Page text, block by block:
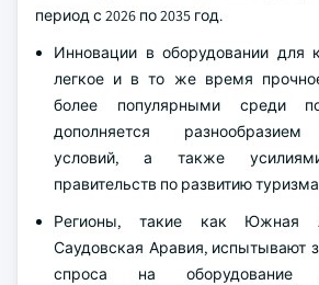
период с 2026 по 2035 год.
Инновации в оборудовании для
легкое и в то же время
более популярными среди
дополняется разнообразием
условий, а также
правительств по развитию
Регионы, такие как
Саудовская Аравия, испытывают
спроса на оборудование